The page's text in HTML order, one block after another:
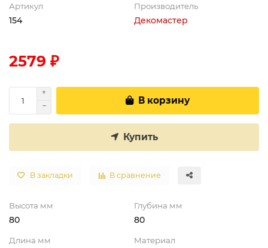
Артикул
154
Производитель
Декомастер
2579 ₽
В корзину
Купить
В закладки В сравнение
Высота мм
80
Глубина мм
80
Длина мм Материал